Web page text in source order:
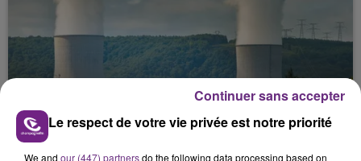
LA CENTRALE NUCLÉAIRE DE CHOOZ
TOUJOURS À L'ARRÊT
Cela fait déjà une semaine que la centrale
Le respect de votre vie privée est notre priorité
We and our (447) partnersdo the following data processing based on
Continuer sans accepter